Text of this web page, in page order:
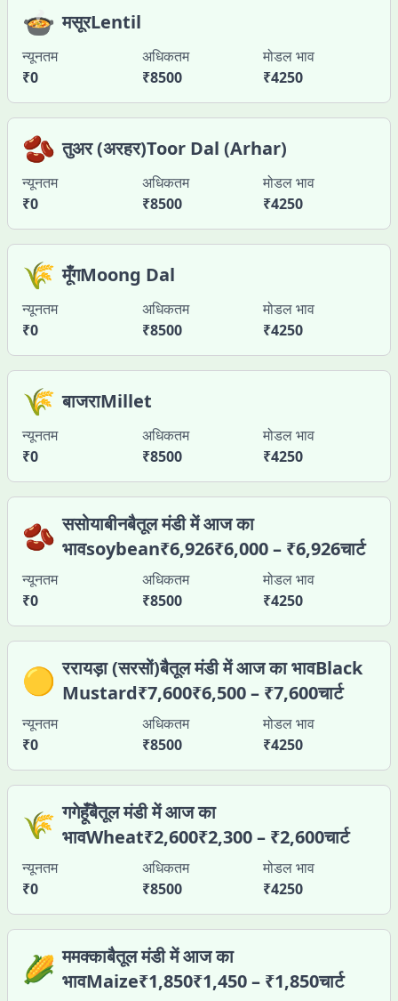
🍲 मसूरLentil
न्यूनतम
₹0
अधिकतम
₹8500
मोडल भाव
₹4250
🫘 तुअर (अरहर)Toor Dal (Arhar)
न्यूनतम
₹0
अधिकतम
₹8500
मोडल भाव
₹4250
🌾 मूँगMoong Dal
न्यूनतम
₹0
अधिकतम
₹8500
मोडल भाव
₹4250
🌾 बाजराMillet
न्यूनतम
₹0
अधिकतम
₹8500
मोडल भाव
₹4250
🫘 ससोयाबीनबैतूल मंडी में आज का
भावsoybean₹6,926₹6,000 – ₹6,926चार्ट
न्यूनतम
₹0
अधिकतम
₹8500
मोडल भाव
₹4250
🟡 ररायड़ा (सरसों)बैतूल मंडी में आज का भावBlack
Mustard₹7,600₹6,500 – ₹7,600चार्ट
न्यूनतम
₹0
अधिकतम
₹8500
मोडल भाव
₹4250
🌾 गगेहूँबैतूल मंडी में आज का
भावWheat₹2,600₹2,300 – ₹2,600चार्ट
न्यूनतम
₹0
अधिकतम
₹8500
मोडल भाव
₹4250
🌽 ममक्काबैतूल मंडी में आज का
भावMaize₹1,850₹1,450 – ₹1,850चार्ट